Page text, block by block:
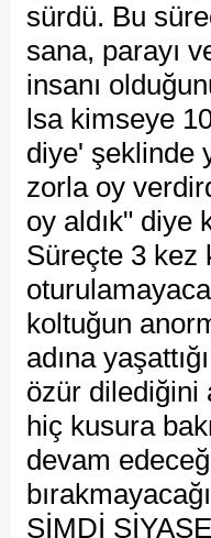
sürdü. Bu
sana, parayı
insanı
lsa kimseye
diye' şeklinde
zorla oy
oy aldık" diye
Süreçte 3 kez
koltuğun
adına
özür dilediğini
hiç kusura
devam
ŞİMDİ